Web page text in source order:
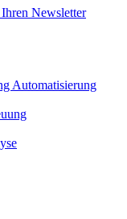
Newsletter
Automatisierung